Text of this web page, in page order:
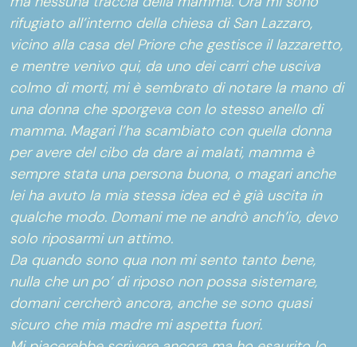
rifugiato all’interno della chiesa di San Lazzaro,
vicino alla casa del Priore che gestisce il lazzaretto,
e mentre venivo qui, da uno dei carri che usciva
colmo di morti, mi è sembrato di notare la mano di
una donna che sporgeva con lo stesso anello di
mamma. Magari l’ha scambiato con quella donna
per avere del cibo da dare ai malati, mamma è
sempre stata una persona buona, o magari anche
lei ha avuto la mia stessa idea ed è già uscita in
qualche modo. Domani me ne andrò anch’io, devo
solo riposarmi un attimo.
Da quando sono qua non mi sento tanto bene,
nulla che un po’ di riposo non possa sistemare,
domani cercherò ancora, anche se sono quasi
sicuro che mia madre mi aspetta fuori.